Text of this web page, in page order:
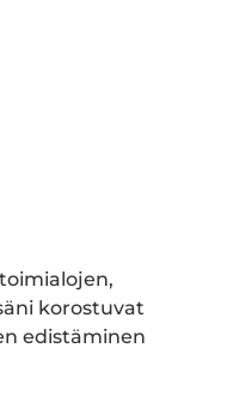
korostuvat
edistäminen